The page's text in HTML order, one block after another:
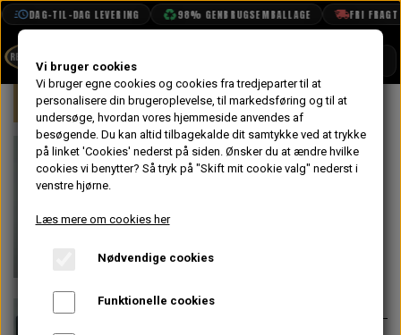
DAG-TIL-DAG LEVERING 98% GENBRUGSEMBALLAGE FRI FRAGT
BOOK TID
PROJEKTER
TEKNISK DATA
VANDPOLERING
Forside Mini Bremser Håndbremse
På lager
Pakning til
Kabel Plade
14,40 kr.
Varenummer: 21A385
Vi bruger cookies
Vi bruger egne cookies og cookies fra tredjeparter til at
personalisere din brugeroplevelse, til markedsføring og til at
undersøge, hvordan vores hjemmeside anvendes af
besøgende. Du kan altid tilbagekalde dit samtykke ved at trykke
på linket 'Cookies' nederst på siden. Ønsker du at ændre hvilke
cookies vi benytter? Så tryk på "Skift mit cookie valg" nederst i
venstre hjørne.
Læs mere om cookies her
Nødvendige cookies
Funktionelle cookies